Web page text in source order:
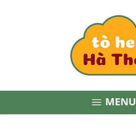
 MENU